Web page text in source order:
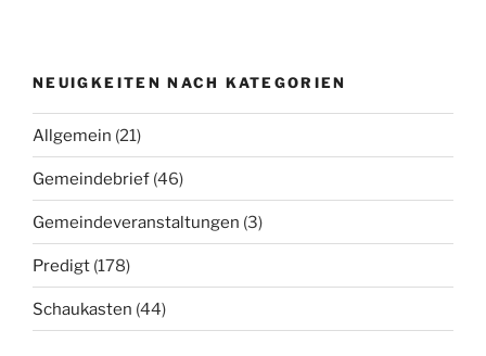
NEUIGKEITEN NACH KATEGORIEN
Allgemein (21)
Gemeindebrief (46)
Gemeindeveranstaltungen (3)
Predigt (178)
Schaukasten (44)